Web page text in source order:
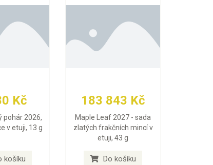
Kč
pohár 2026,
v etuji, 13 g
košíku
183 843 Kč
Maple Leaf 2027 - sada
zlatých frakčních mincí v
etuji, 43 g
Do košíku